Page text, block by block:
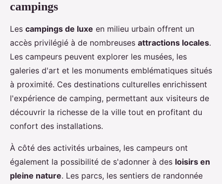
campings
Les campings de luxe en milieu urbain offrent un
accès privilégié à de nombreuses attractions locales.
Les campeurs peuvent explorer les musées, les
galeries d'art et les monuments emblématiques situés
à proximité. Ces destinations culturelles enrichissent
l'expérience de camping, permettant aux visiteurs de
découvrir la richesse de la ville tout en profitant du
confort des installations.
À côté des activités urbaines, les campeurs ont
également la possibilité de s'adonner à des loisirs en
pleine nature. Les parcs, les sentiers de randonnée